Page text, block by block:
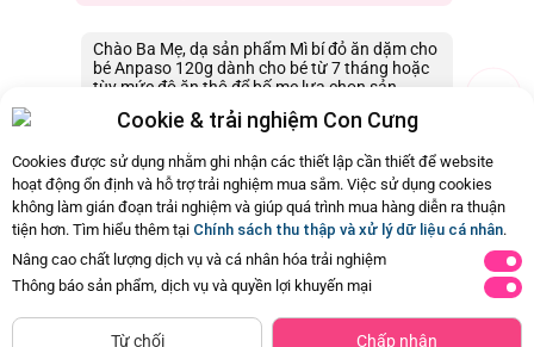
Chào Ba Mẹ, dạ sản phẩm Mì bí đỏ ăn dặm cho
bé Anpaso 120g dành cho bé từ 7 tháng hoặc
tùy mức độ ăn thô để bố mẹ lựa chọn sản
phẩm phù hợp với bé ạ. Con Cưng xin cảm ơn.
0
Còn15 Hỏi - Đáp khác, Bấm vào để xem
Siêu thị
Thêm vào giỏ Mua Ngay
Cookie & trải nghiệm Con Cưng
Cookies được sử dụng nhằm ghi nhận các thiết lập cần thiết để website
hoạt động ổn định và hỗ trợ trải nghiệm mua sắm. Việc sử dụng cookies
không làm gián đoạn trải nghiệm và giúp quá trình mua hàng diễn ra thuận
tiện hơn. Tìm hiểu thêm tại Chính sách thu thập và xử lý dữ liệu cá nhân.
Nâng cao chất lượng dịch vụ và cá nhân hóa trải nghiệm
Thông báo sản phẩm, dịch vụ và quyền lợi khuyến mại
Từ chối Chấp nhận